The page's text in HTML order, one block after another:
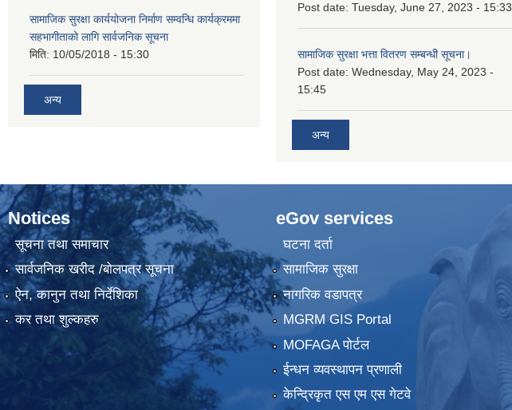
सामाजिक सुरक्षा कार्ययोजना निर्माण सम्वन्धि कार्यक्रममा
सहभागीताको लागि सार्वजनिक सूचना
मिति: 10/05/2018 - 15:30
अन्य
Post date: Tuesday, June 27, 2023 - 15:33
सामाजिक सुरक्षा भत्ता वितरण सम्बन्धी सूचना।
Post date: Wednesday, May 24, 2023 -
15:45
अन्य
Notices
सूचना तथा समाचार
सार्वजनिक खरीद /बोलपत्र सूचना
ऐन, कानुन तथा निर्देशिका
कर तथा शुल्कहरु
eGov services
घटना दर्ता
सामाजिक सुरक्षा
नागरिक वडापत्र
MGRM GIS Portal
MOFAGA पोर्टल
ईन्धन व्यवस्थापन प्रणाली
केन्द्रिकृत एस एम एस गेटवे